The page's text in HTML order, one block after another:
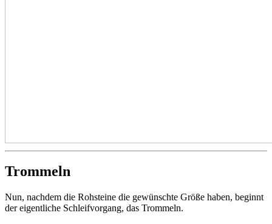
Trommeln
Nun, nachdem die Rohsteine die gewünschte Größe haben, beginnt
der eigentliche Schleifvorgang, das Trommeln.